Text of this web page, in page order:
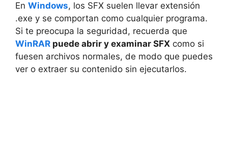
En Windows, los SFX suelen llevar extensión
.exe y se comportan como cualquier programa.
Si te preocupa la seguridad, recuerda que
WinRAR puede abrir y examinar SFX como si
fuesen archivos normales, de modo que puedes
ver o extraer su contenido sin ejecutarlos.